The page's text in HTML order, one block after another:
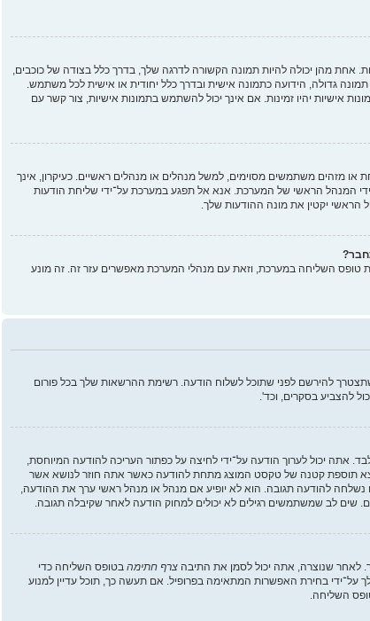
אחת מהן יכולה להיות תמונה הקשורה לדרגה שלך, בדרך כלל בצודה של כוכבים,
גדולה, הידועה כתמונה אישית ובדרך כלל יחודית או אישית לכל משתמש.
אישיות יהיו זמינות. אם אינך יכול להשתמש בתמונות אישיות, צור קשר עם
מזהים משתמשים מסוימים, למשל מנהלים או מנהלים ראשיים. כעיקרון, אינך
המנהל הראשי של המערכת. אנא אל תפגע במערכת על־ידי שליחת הודעות
הראשי יקטין את מונה ההודעות שלך.
טופס השליחה במערכת, וזאת עם מנהלי המערכת מאפשרים עזר זה. זה מונע
להירשם לפני שתוכל לשלוח הודעה. רשימת ההרשאות שלך בכל פורום
להצביע בסקרים, וכד'.
אתה יכול לערוך הודעה על־ידי לחיצה על כפתור העריכה להודעה המיוחסת,
תוספת קטנה של טקסט המוצג מתחת להודעה כאשר אתה חוזר לנושא אשר
להודעה תגובה. הוא לא יופיע אם מנהל או מנהל ראשי ערך את ההודעה,
שים לב שמשתמשים רגילים לא יכולים למחוק הודעה לאחר שקיבלה תגובה.
לאחר שנוצרה, אתה יכול לסמן את התיבה צרף חתימה בטופס השליחה כדי
בחירת האפשרות המתאימה בפרופיל. אם תעשה כך, תוכל עדיין למנוע
השליחה.